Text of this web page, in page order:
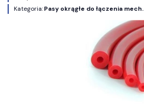
Kategoria:Pasy okrągłe do łączenia mech.